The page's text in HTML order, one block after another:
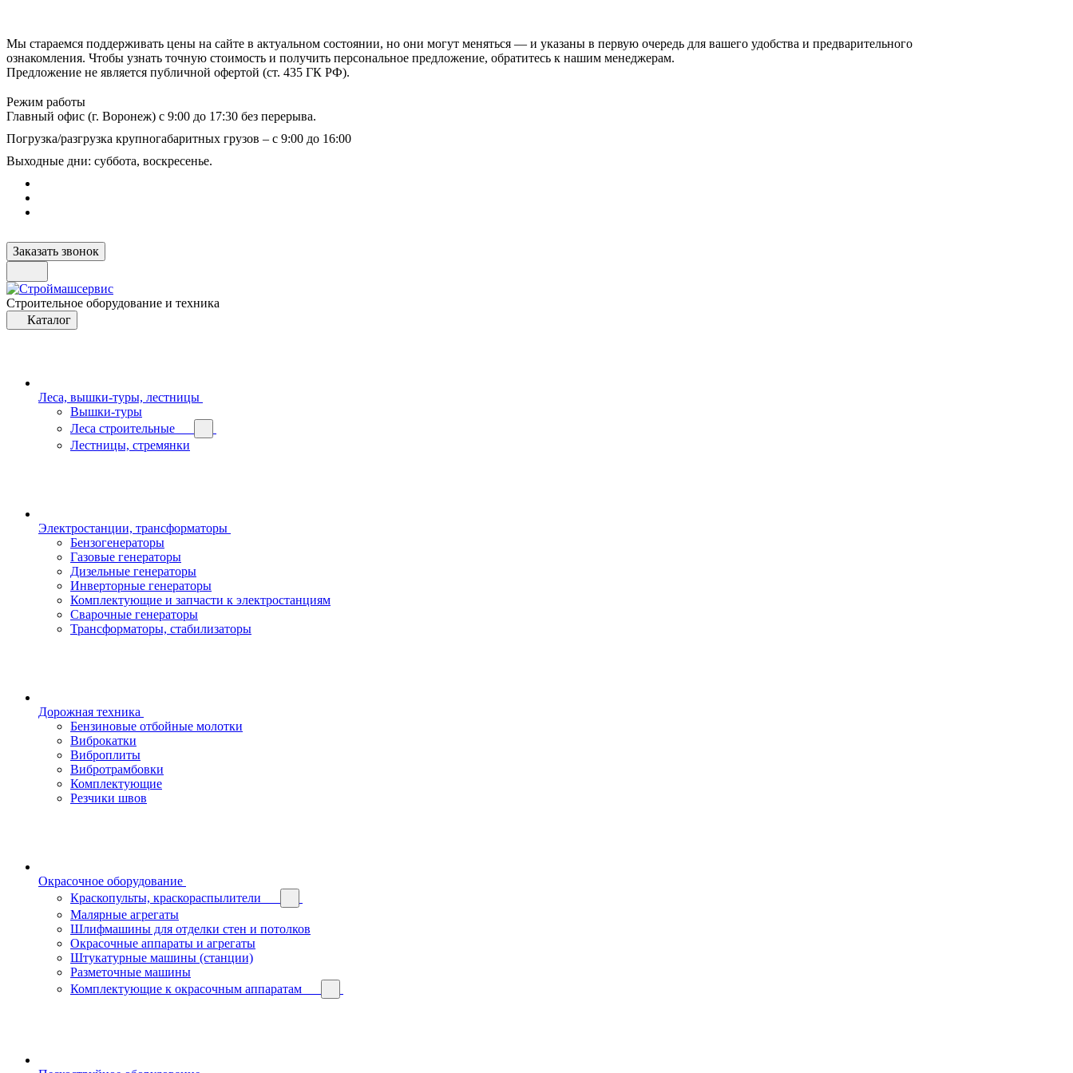
Мы стараемся поддерживать цены на сайте в актуальном состоянии, но они могут меняться — и указаны в первую очередь для вашего удобства и предварительного
ознакомления. Чтобы узнать точную стоимость и получить персональное предложение, обратитесь к нашим менеджерам.
Предложение не является публичной офертой (ст. 435 ГК РФ).
Режим работы
Главный офис (г. Воронеж) с 9:00 до 17:30 без перерыва.
Погрузка/разгрузка крупногабаритных грузов – с 9:00 до 16:00
Выходные дни: суббота, воскресенье.
Заказать звонок
Строительное оборудование и техника
Каталог
Леса, вышки-туры, лестницы
Вышки-туры
Леса строительные
Лестницы, стремянки
Электростанции, трансформаторы
Бензогенераторы
Газовые генераторы
Дизельные генераторы
Инверторные генераторы
Комплектующие и запчасти к электростанциям
Сварочные генераторы
Трансформаторы, стабилизаторы
Дорожная техника
Бензиновые отбойные молотки
Виброкатки
Виброплиты
Вибротрамбовки
Комплектующие
Резчики швов
Окрасочное оборудование
Краскопульты, краскораспылители
Малярные агрегаты
Шлифмашины для отделки стен и потолков
Окрасочные аппараты и агрегаты
Штукатурные машины (станции)
Разметочные машины
Комплектующие к окрасочным аппаратам